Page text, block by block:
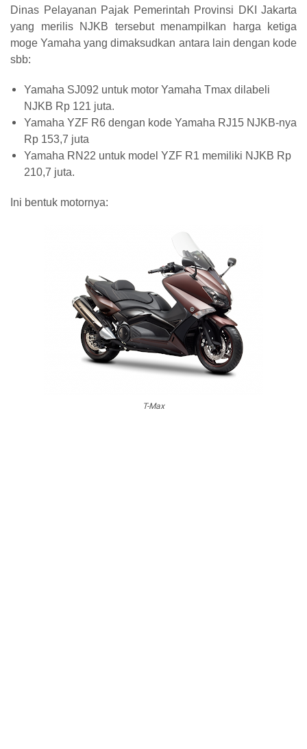
Dinas Pelayanan Pajak Pemerintah Provinsi DKI Jakarta
yang merilis NJKB tersebut menampilkan harga ketiga
moge Yamaha yang dimaksudkan antara lain dengan kode
sbb:
Yamaha SJ092 untuk motor Yamaha Tmax dilabeli
NJKB Rp 121 juta.
Yamaha YZF R6 dengan kode Yamaha RJ15 NJKB-nya
Rp 153,7 juta
Yamaha RN22 untuk model YZF R1 memiliki NJKB Rp
210,7 juta.
Ini bentuk motornya:
T-Max